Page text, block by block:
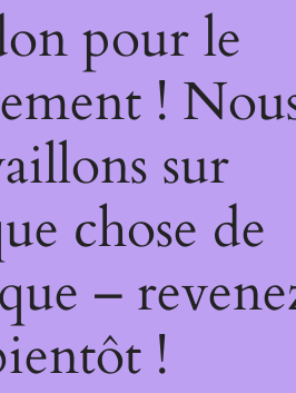
pour le
!
sur
chose de
–
!